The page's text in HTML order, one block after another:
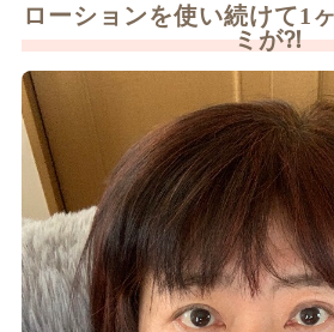
ローションを使い続けて1
ミが⁈